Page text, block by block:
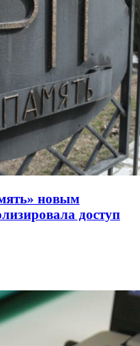
новым
доступ